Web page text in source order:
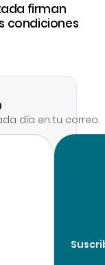
firman
condiciones
día en tu correo.